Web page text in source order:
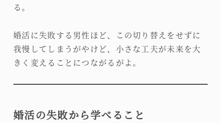
る。
婚活に失敗する男性ほど、この切り替えをせずに
我慢してしまうがやけど、小さな工夫が未来を大
きく変えることにつながるがよ。
婚活の失敗から学べること